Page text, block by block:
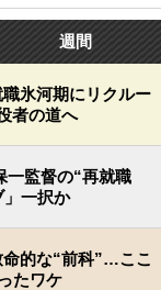
週間
氷河期にリクルー
者の道へ
一監督の“再就職
」一択か
的な“前科”…ここ
たワケ